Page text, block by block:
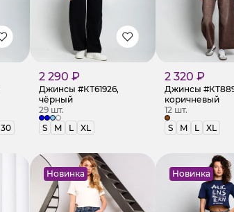
30
2 290 ₽
Джинсы #КТ61926,
чёрный
29 шт.
S
M L XL
2 320 ₽
Джинсы
коричневый
12 шт.
S
M L XL
Новинка Новинка